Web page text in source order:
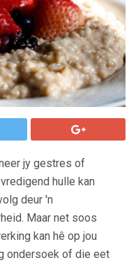
jy gestres of
hulle kan
deur 'n
Maar net soos
kan hê op jou
ondersoek of die eet